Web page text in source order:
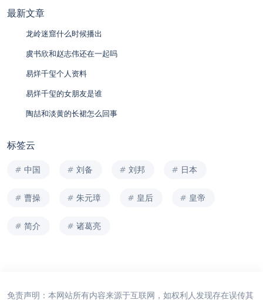
最新文章
龙岭迷窟什么时候播出
虞书欣和赵志伟还在一起吗
易烊千玺个人资料
易烊千玺的女朋友是谁
陶喆和淡黄的长裙怎么回事
标签云
中国 刘备 刘邦 日本
曹操 朱元璋 皇后 皇帝
简介 诸葛亮
免责声明：本网站所有内容来源于互联网，如权利人发现存在误传其